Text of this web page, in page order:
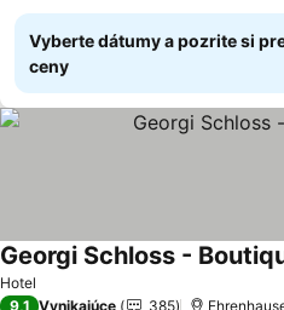
Vyberte dátumy a pozrite si
ceny
Hotel
Georgi Schloss -
9,1 Vynikajúce 385